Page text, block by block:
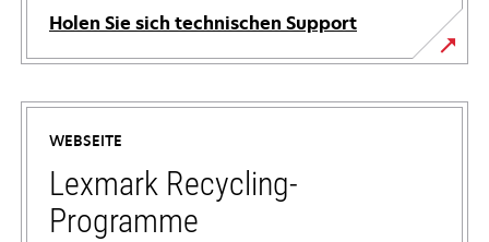
Holen Sie sich technischen Support
wird
in
neuen
Registerkarte
geöffnet
WEBSEITE
Lexmark Recycling-
Programme